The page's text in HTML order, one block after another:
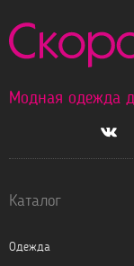
Модная одежда
Каталог
Одежда